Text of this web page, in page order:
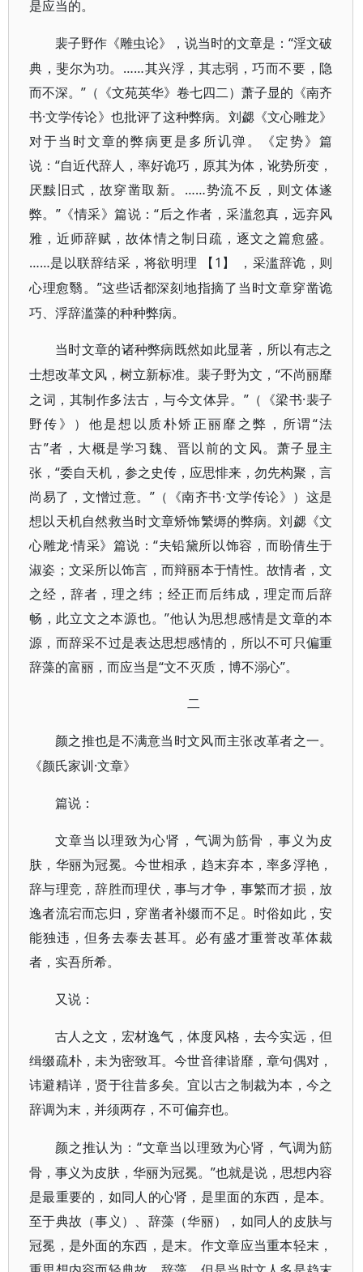
是应当的。
裴子野作《雕虫论》，说当时的文章是：“淫文破
典，斐尔为功。……其兴浮，其志弱，巧而不要，隐
而不深。”（《文苑英华》卷七四二）萧子显的《南齐
书·文学传论》也批评了这种弊病。刘勰《文心雕龙》
对于当时文章的弊病更是多所讥弹。《定势》篇
说：“自近代辞人，率好诡巧，原其为体，讹势所变，
厌黩旧式，故穿凿取新。……势流不反，则文体遂
弊。”《情采》篇说：“后之作者，采滥忽真，远弃风
雅，近师辞赋，故体情之制日疏，逐文之篇愈盛。
……是以联辞结采，将欲明理
【 1】
，采滥辞诡，则
心理愈翳。 ”这些话都深刻地指摘了当时文章穿凿诡
巧、浮辞滥藻的种种弊病。
当时文章的诸种弊病既然如此显著，所以有志之
士想改革文风，树立新标准。裴子野为文，“不尚丽靡
之词，其制作多法古，与今文体异。”（《梁书·裴子
野传》）他是想以质朴矫正丽靡之弊，所谓“法
古”者，大概是学习魏、晋以前的文风。萧子显主
张，“委自天机，参之史传，应思悱来，勿先构聚，言
尚易了，文憎过意。”（《南齐书·文学传论》）这是
想以天机自然救当时文章矫饰繁缛的弊病。刘勰《文
心雕龙·情采》篇说：“夫铅黛所以饰容，而盼倩生于
淑姿；文采所以饰言，而辩丽本于情性。故情者，文
之经，辞者，理之纬；经正而后纬成，理定而后辞
畅，此立文之本源也。”他认为思想感情是文章的本
源，而辞采不过是表达思想感情的，所以不可只偏重
辞藻的富丽，而应当是“文不灭质，博不溺心”。
二
颜之推也是不满意当时文风而主张改革者之一。
《颜氏家训 ·文章》
篇说：
文章当以理致为心肾，气调为筋骨，事义为皮
肤，华丽为冠冕。今世相承，趋末弃本，率多浮艳，
辞与理竞，辞胜而理伏，事与才争，事繁而才损，放
逸者流宕而忘归，穿凿者补缀而不足。时俗如此，安
能独违，但务去泰去甚耳。必有盛才重誉改革体裁
者，实吾所希。
又说：
古人之文，宏材逸气，体度风格，去今实远，但
缉缀疏朴，未为密致耳。今世音律谐靡，章句偶对，
讳避精详，贤于往昔多矣。宜以古之制裁为本，今之
辞调为末，并须两存，不可偏弃也。
颜之推认为： “文章当以理致为心肾，气调为筋
骨，事义为皮肤，华丽为冠冕。”也就是说，思想内容
是最重要的，如同人的心肾，是里面的东西，是本。
至于典故（事义）、辞藻（华丽），如同人的皮肤与
冠冕，是外面的东西，是末。作文章应当重本轻末，